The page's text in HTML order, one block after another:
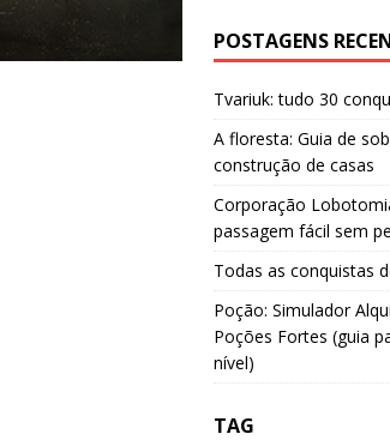
POSTAGENS
Tvariuk: tudo 30
A floresta: Guia de
construção de casas
Corporação
passagem fácil sem
Todas as conquistas
Poção: Simulador
Poções Fortes (guia
nível)
TAG